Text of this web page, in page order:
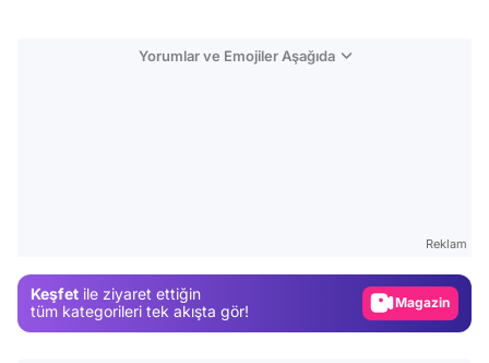
Yorumlar ve Emojiler Aşağıda
Reklam
Keşfet ile ziyaret ettiğin
tüm kategorileri tek akışta gör!
Magazin